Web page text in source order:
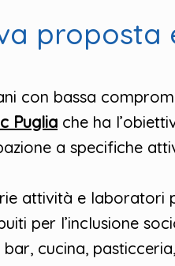
proposta
con bassa
Puglia che ha
a specifiche
attività e laboratori
per l’inclusione
cucina,